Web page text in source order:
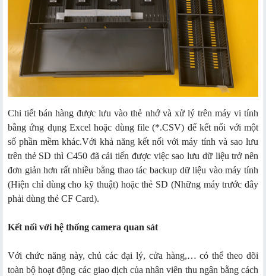
Chi tiết bán hàng được lưu vào thẻ nhớ và xử lý trên máy vi tính
bằng ứng dụng Excel hoặc dùng file (*.CSV) để kết nối với một
số phần mềm khác.Với khả năng kết nối với máy tính và sao lưu
trên thẻ SD thì C450 đã cải tiến được việc sao lưu dữ liệu trở nên
đơn giản hơn rất nhiều bằng thao tác backup dữ liệu vào máy tính
(Hiện chỉ dùng cho kỹ thuật) hoặc thẻ SD (Những máy trước đây
phải dùng thẻ CF Card).
Kết nối với hệ thống camera quan sát
Với chức năng này, chủ các đại lý, cửa hàng,… có thể theo dõi
toàn bộ hoạt động các giao dịch của nhân viên thu ngân bằng cách